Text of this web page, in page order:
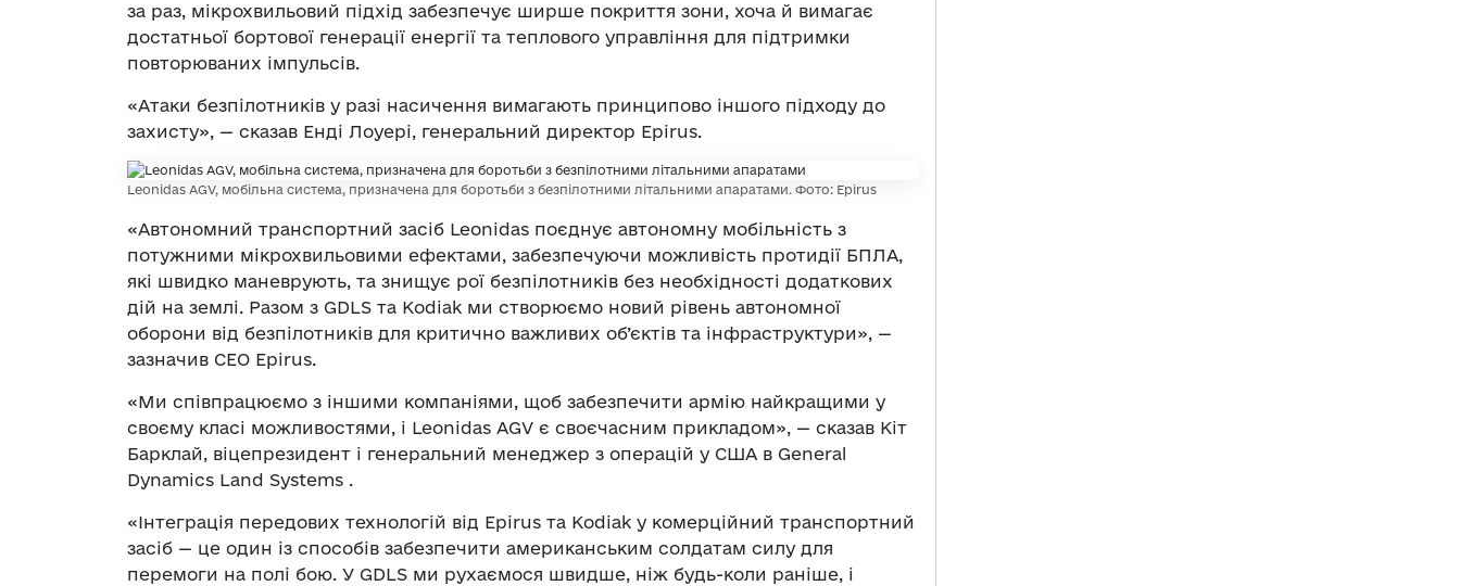
за раз, мікрохвильовий підхід забезпечує ширше покриття зони, хоча й вимагає
достатньої бортової генерації енергії та теплового управління для підтримки
повторюваних імпульсів.
«Атаки безпілотників у разі насичення вимагають принципово іншого підходу до
захисту», — сказав Енді Лоуері, генеральний директор Epirus.
Leonidas AGV, мобільна система, призначена для боротьби з безпілотними літальними апаратами. Фото: Epirus
«Автономний транспортний засіб Leonidas поєднує автономну мобільність з
потужними мікрохвильовими ефектами, забезпечуючи можливість протидії БПЛА,
які швидко маневрують, та знищує рої безпілотників без необхідності додаткових
дій на землі. Разом з GDLS та Kodiak ми створюємо новий рівень автономної
оборони від безпілотників для критично важливих об’єктів та інфраструктури», —
зазначив СЕО Epirus.
«Ми співпрацюємо з іншими компаніями, щоб забезпечити армію найкращими у
своєму класі можливостями, і Leonidas AGV є своєчасним прикладом», — сказав Кіт
Барклай, віцепрезидент і генеральний менеджер з операцій у США в General
Dynamics Land Systems .
«Інтеграція передових технологій від Epirus та Kodiak у комерційний транспортний
засіб — це один із способів забезпечити американським солдатам силу для
перемоги на полі бою. У GDLS ми рухаємося швидше, ніж будь-коли раніше, і